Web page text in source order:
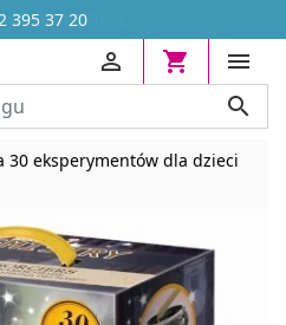
395 37 20
OD 13,70 ZŁ




30 eksperymentów dla dzieci